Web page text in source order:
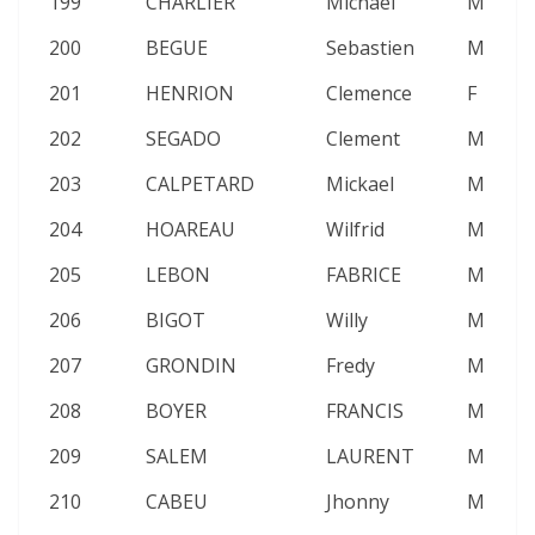
200
BEGUE Sebastien M
201
HENRION Clemence F
202
SEGADO Clement M
203
CALPETARD Mickael M
204
HOAREAU Wilfrid M
205
LEBON FABRICE M
206
BIGOT Willy M
207
GRONDIN Fredy M
208
BOYER FRANCIS M
209
SALEM LAURENT M
210
CABEU Jhonny M